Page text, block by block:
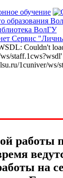
обучение
образования
ВолГУ
Сервис
Couldn't
1cuniver/ws/
работы
на